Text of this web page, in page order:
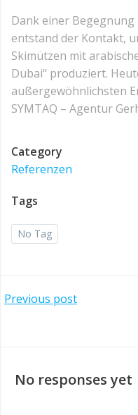
Dank einer Begegnung
entstand der Kontakt,
Skimützen mit
Dubai“ produziert.
außergewöhnlichsten
SYMTAQ – Agentur
Category
Referenzen
Tags
No Tag
Post
Previous post
navigation
No responses yet